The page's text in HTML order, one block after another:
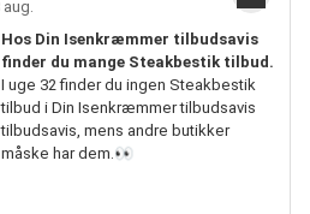
Hos Din Isenkræmmer tilbudsavis
finder du mange Steakbestik tilbud.
I uge 32 finder du ingen Steakbestik
tilbud i Din Isenkræmmer tilbudsavis
tilbudsavis, mens andre butikker
måske har dem.👀